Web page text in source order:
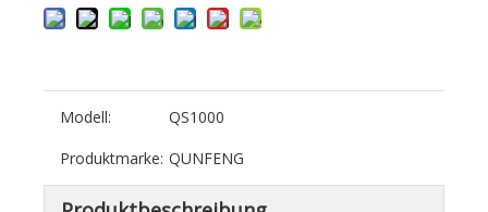
Modell:
QS1000
Produktmarke: QUNFENG